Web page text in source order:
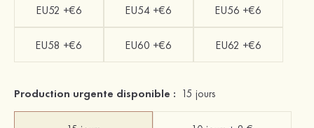
EU52 +€6 EU54 +€6 EU56 +€6
EU58 +€6 EU60 +€6 EU62 +€6
Production urgente disponible : 15 jours